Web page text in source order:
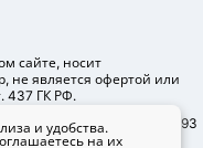
сайте, носит
не является офертой или
437 ГК РФ.
ИНН 7203304293
и удобства.
на их